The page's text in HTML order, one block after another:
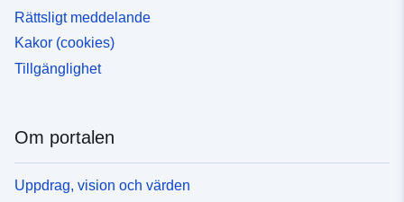
Rättsligt meddelande
Kakor (cookies)
Tillgänglighet
Om portalen
Uppdrag, vision och värden